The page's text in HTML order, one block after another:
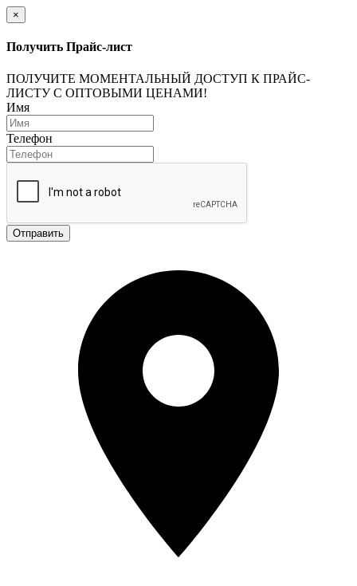
×
Получить Прайс-лист
ПОЛУЧИТЕ МОМЕНТАЛЬНЫЙ ДОСТУП К ПРАЙС-
ЛИСТУ С ОПТОВЫМИ ЦЕНАМИ!
Имя
Телефон
Отправить